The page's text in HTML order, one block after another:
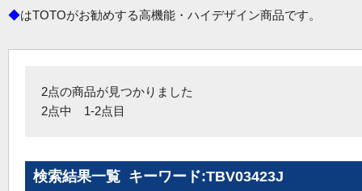
◆はTOTOがお勧めする高機能・ハイデザイン商品です。
2点の商品が見つかりました
2点中 1-2点目
検索結果一覧 キーワード:TBV03423J